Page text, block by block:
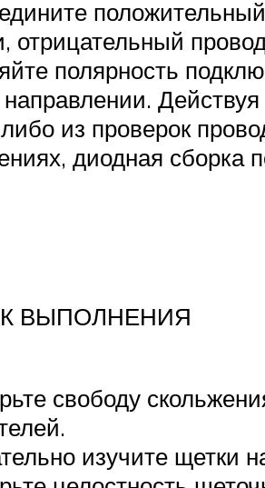
отрицательный
полярность
из проверок
диодная сборка
ВЫПОЛНЕНИЯ
свободу
изучите щетки